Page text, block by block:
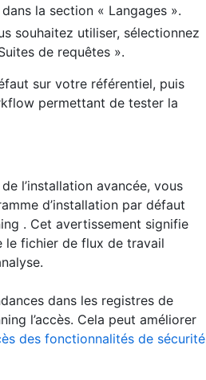
la section « Langages ».
souhaitez utiliser, sélectionnez
de requêtes ».
sur votre référentiel, puis
permettant de tester la
l’installation avancée, vous
d’installation par défaut
. Cet avertissement signifie
le fichier de flux de travail
dans les registres de
l’accès. Cela peut améliorer
des fonctionnalités de sécurité